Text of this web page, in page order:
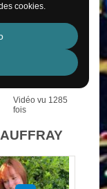
cookies.
Vidéo vu 1285
fois